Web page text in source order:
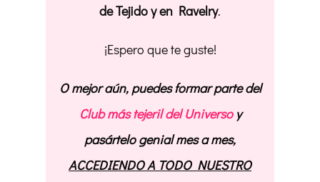
de Tejido y en Ravelry.
¡Espero que te guste!
O mejor aún, puedes formar parte del
Club más tejeril del Universoy
pasártelo genial mes a mes,
ACCEDIENDO A TODO NUESTRO